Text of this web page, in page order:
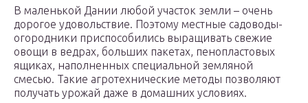
В маленькой Дании любой участок земли – очень
дорогое удовольствие. Поэтому местные садоводы-
огородники приспособились выращивать свежие
овощи в ведрах, больших пакетах, пенопластовых
ящиках, наполненных специальной земляной
смесью. Такие агротехнические методы позволяют
получать урожай даже в домашних условиях.